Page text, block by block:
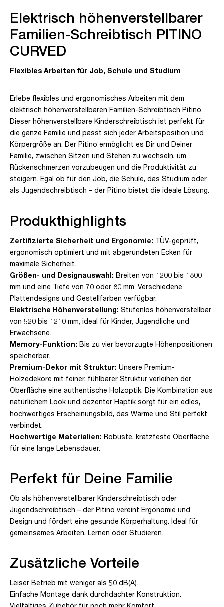
Elektrisch höhenverstellbarer
Familien-Schreibtisch PITINO
CURVED
Flexibles Arbeiten für Job, Schule und Studium
Erlebe flexibles und ergonomisches Arbeiten mit dem
elektrisch höhenverstellbaren Familien-Schreibtisch Pitino.
Dieser höhenverstellbare Kinderschreibtisch ist perfekt für
die ganze Familie und passt sich jeder Arbeitsposition und
Körpergröße an. Der Pitino ermöglicht es Dir und Deiner
Familie, zwischen Sitzen und Stehen zu wechseln, um
Rückenschmerzen vorzubeugen und die Produktivität zu
steigern. Egal ob für den Job, die Schule, das Studium oder
als Jugendschreibtisch – der Pitino bietet die ideale Lösung.
Produkthighlights
Zertifizierte Sicherheit und Ergonomie: TÜV-geprüft,
ergonomisch optimiert und mit abgerundeten Ecken für
maximale Sicherheit.
Größen- und Designauswahl: Breiten von 1200 bis 1800
mm und eine Tiefe von 70 oder 80 mm. Verschiedene
Plattendesigns und Gestellfarben verfügbar.
Elektrische Höhenverstellung: Stufenlos höhenverstellbar
von 520 bis 1210 mm, ideal für Kinder, Jugendliche und
Erwachsene.
Memory-Funktion: Bis zu vier bevorzugte Höhenpositionen
speicherbar.
Premium-Dekor mit Struktur: Unsere Premium-
Holzedekore mit feiner, fühlbarer Struktur verleihen der
Oberfläche eine authentische Holzoptik. Die Kombination aus
natürlichem Look und dezenter Haptik sorgt für ein edles,
hochwertiges Erscheinungsbild, das Wärme und Stil perfekt
verbindet.
Hochwertige Materialien: Robuste, kratzfeste Oberfläche
für eine lange Lebensdauer.
Perfekt für Deine Familie
Ob als höhenverstellbarer Kinderschreibtisch oder
Jugendschreibtisch – der Pitino vereint Ergonomie und
Design und fördert eine gesunde Körperhaltung. Ideal für
gemeinsames Arbeiten, Lernen oder Studieren.
Zusätzliche Vorteile
Leiser Betrieb mit weniger als 50 dB(A).
Einfache Montage dank durchdachter Konstruktion.